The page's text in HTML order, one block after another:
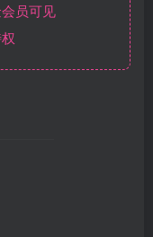
员可见